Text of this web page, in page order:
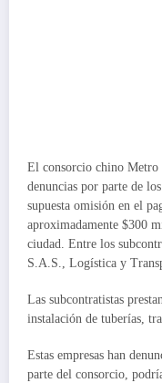
El consorcio chino
denuncias por parte de
supuesta omisión en el
aproximadamente $300
ciudad. Entre los
S.A.S., Logística y
Las subcontratistas
instalación de tuberías,
Estas empresas han
parte del consorcio,